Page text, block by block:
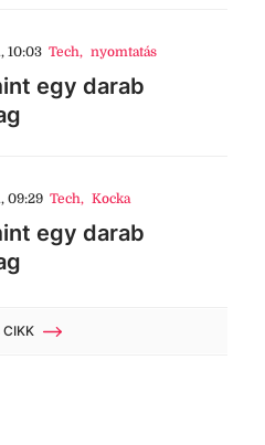
10:03 Tech, nyomtatás
egy darab
09:29 Tech, Kocka
egy darab
CIKK